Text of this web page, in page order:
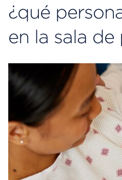
¿qué
en la sala de